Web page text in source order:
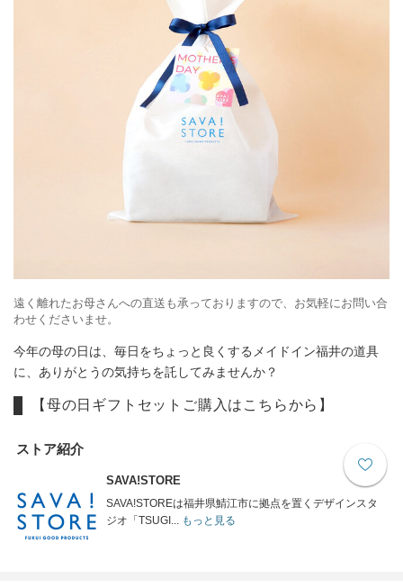
遠く離れたお母さんへの直送も承っておりますので、お気軽にお問い合
わせくださいませ。
今年の母の日は、毎日をちょっと良くするメイドイン福井の道具
に、ありがとうの気持ちを託してみませんか？
【母の日ギフトセットご購入はこちらから】
ストア紹介
SAVA!STORE
SAVA!STOREは福井県鯖江市に拠点を置くデザインスタ
ジオ「TSUGI...
もっと見る